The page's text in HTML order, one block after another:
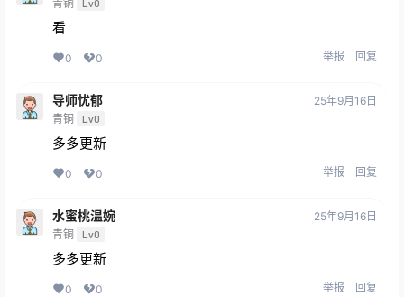
青铜 Lv0
看
0 0 举报 回复
导师忧郁
青铜 Lv0
25年9月16日
多多更新
0 0 举报 回复
水蜜桃温婉
青铜 Lv0
25年9月16日
多多更新
0 0 举报 回复